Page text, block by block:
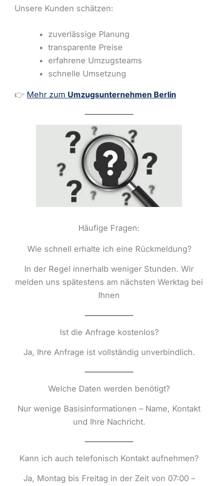
Unsere Kunden schätzen:
zuverlässige Planung
transparente Preise
erfahrene Umzugsteams
schnelle Umsetzung
👉 Mehr zum Umzugsunternehmen Berlin
Häufige Fragen:
Wie schnell erhalte ich eine Rückmeldung?
In der Regel innerhalb weniger Stunden. Wir
melden uns spätestens am nächsten Werktag bei
Ihnen
Ist die Anfrage kostenlos?
Ja, Ihre Anfrage ist vollständig unverbindlich.
Welche Daten werden benötigt?
Nur wenige Basisinformationen – Name, Kontakt
und Ihre Nachricht.
Kann ich auch telefonisch Kontakt aufnehmen?
Ja, Montag bis Freitag in der Zeit von 07:00 –